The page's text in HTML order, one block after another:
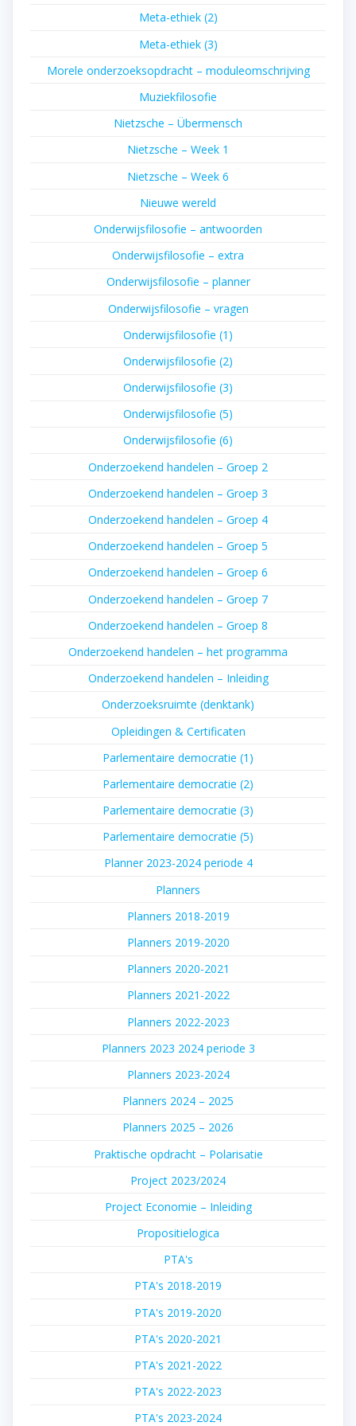
Meta-ethiek (2)
Meta-ethiek (3)
Morele onderzoeksopdracht – moduleomschrijving
Muziekfilosofie
Nietzsche – Übermensch
Nietzsche – Week 1
Nietzsche – Week 6
Nieuwe wereld
Onderwijsfilosofie – antwoorden
Onderwijsfilosofie – extra
Onderwijsfilosofie – planner
Onderwijsfilosofie – vragen
Onderwijsfilosofie (1)
Onderwijsfilosofie (2)
Onderwijsfilosofie (3)
Onderwijsfilosofie (5)
Onderwijsfilosofie (6)
Onderzoekend handelen – Groep 2
Onderzoekend handelen – Groep 3
Onderzoekend handelen – Groep 4
Onderzoekend handelen – Groep 5
Onderzoekend handelen – Groep 6
Onderzoekend handelen – Groep 7
Onderzoekend handelen – Groep 8
Onderzoekend handelen – het programma
Onderzoekend handelen – Inleiding
Onderzoeksruimte (denktank)
Opleidingen & Certificaten
Parlementaire democratie (1)
Parlementaire democratie (2)
Parlementaire democratie (3)
Parlementaire democratie (5)
Planner 2023-2024 periode 4
Planners
Planners 2018-2019
Planners 2019-2020
Planners 2020-2021
Planners 2021-2022
Planners 2022-2023
Planners 2023 2024 periode 3
Planners 2023-2024
Planners 2024 – 2025
Planners 2025 – 2026
Praktische opdracht – Polarisatie
Project 2023/2024
Project Economie – Inleiding
Propositielogica
PTA's
PTA's 2018-2019
PTA's 2019-2020
PTA's 2020-2021
PTA's 2021-2022
PTA's 2022-2023
PTA's 2023-2024